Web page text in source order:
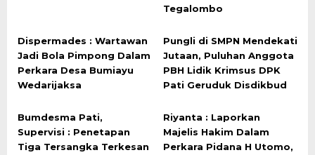
Tegalombo
Dispermades : Wartawan
Jadi Bola Pimpong Dalam
Perkara Desa Bumiayu
Wedarijaksa
Pungli di SMPN Mendekati
Jutaan, Puluhan Anggota
PBH Lidik Krimsus DPK
Pati Geruduk Disdikbud
Bumdesma Pati,
Supervisi : Penetapan
Tiga Tersangka Terkesan
Riyanta : Laporkan
Majelis Hakim Dalam
Perkara Pidana H Utomo,